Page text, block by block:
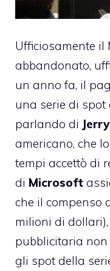
Ufficiosamente il
abbandonato,
un anno fa, il
una serie di spot
parlando di
americano, che
tempi accettò di
di Microsoft
che il compenso
milioni di
pubblicitaria non
gli spot della